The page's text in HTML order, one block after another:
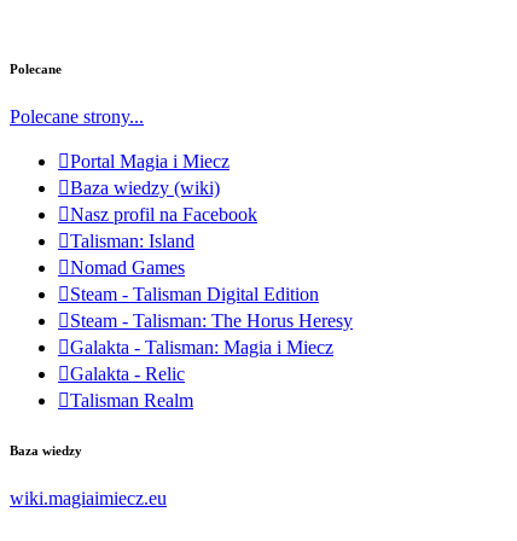
Polecane
Polecane strony...
Portal Magia i Miecz
Baza wiedzy (wiki)
Nasz profil na Facebook
Talisman: Island
Nomad Games
Steam - Talisman Digital Edition
Steam - Talisman: The Horus Heresy
Galakta - Talisman: Magia i Miecz
Galakta - Relic
Talisman Realm
Baza wiedzy
wiki.magiaimiecz.eu